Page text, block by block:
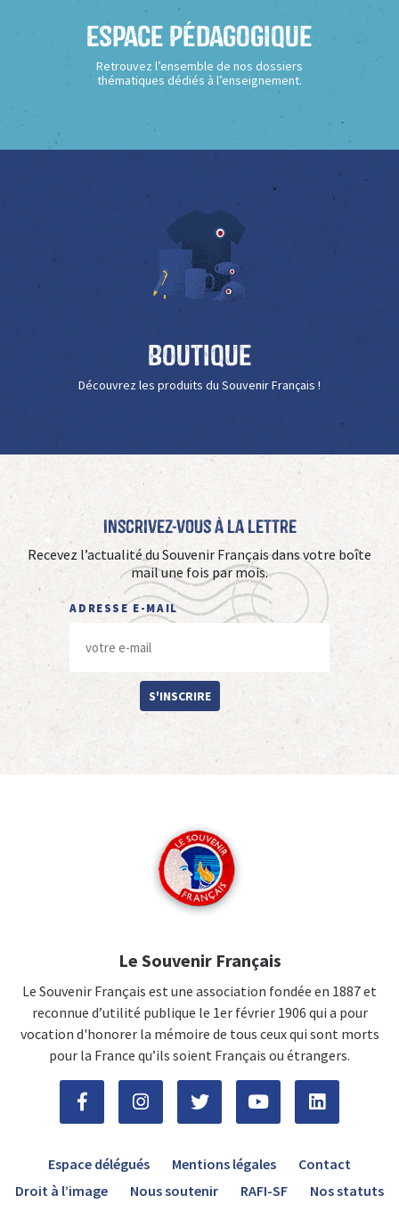
Espace Pédagogique
Retrouvez l’ensemble de nos dossiers
thématiques dédiés à l’enseignement.
Boutique
Découvrez les produits du Souvenir Français !
Inscrivez-vous à La Lettre
Recevez l’actualité du Souvenir Français dans votre boîte
mail une fois par mois.
ADRESSE E-MAIL
S'INSCRIRE
Le Souvenir Français
Le Souvenir Français est une association fondée en 1887 et
reconnue d’utilité publique le 1er février 1906 qui a pour
vocation d'honorer la mémoire de tous ceux qui sont morts
pour la France qu’ils soient Français ou étrangers.
Espace délégués Mentions légales
Contact
Droit à l’image
Nous soutenir RAFI-SF Nos statuts